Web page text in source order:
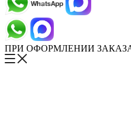
ПРИ ОФОРМЛЕНИИ